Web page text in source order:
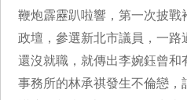
鞭炮霹靂趴啦響，第一次披戰
政壇，參選新北市議員，一路
還沒就職，就傳出李婉鈺曾和
事務所的林承祺發生不倫戀，